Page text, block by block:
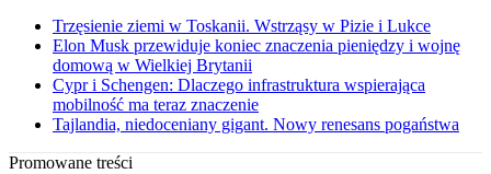
Trzęsienie ziemi w Toskanii. Wstrząsy w Pizie i Lukce
Elon Musk przewiduje koniec znaczenia pieniędzy i wojnę
domową w Wielkiej Brytanii
Cypr i Schengen: Dlaczego infrastruktura wspierająca
mobilność ma teraz znaczenie
Tajlandia, niedoceniany gigant. Nowy renesans pogaństwa
Promowane treści